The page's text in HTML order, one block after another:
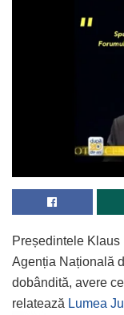
Președintele
Agenția Națională
dobândită, avere
relatează Lumea